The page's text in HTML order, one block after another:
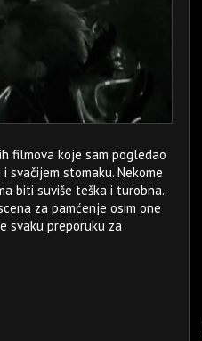
filmova koje sam pogledao
svačijem stomaku. Nekome
biti suviše teška i turobna.
za pamćenje osim one
svaku preporuku za